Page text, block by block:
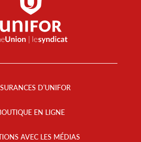
D’UNIFOR
EN LIGNE
AVEC LES MÉDIAS